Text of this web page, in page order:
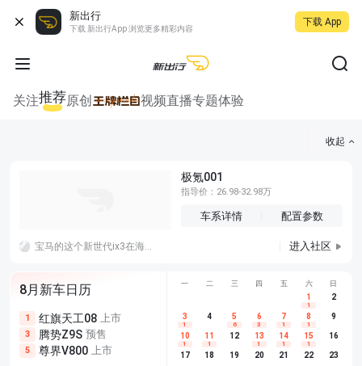
新出行
下载 新出行App 浏览更多精彩内容
下载 App
关注推荐原创 视频直播专题体验
收起
极氪001
指导价：26.98-32.98万
车系详情 配置参数
宝马的这个新世代ix3在海外已经有十万订单了，国内目前是盲订阶段，据了解小订的人还不少，月底正式上市看怎么样。 进入社区
8月新车日历
1 红旗天工08 上市
3 腾势Z9S 预售
5 尊界V800 上市
尊界V680 上市
享界G9 预售
别克至境L7 预售
埃安
长城H10
深蓝S05
一 二 三 四 五 六 日
1
1
2
3
1
4 5
6
6
3
7
1
8
1
9
10
1
11
1
12 13
1
14
1
15
1
16
17 18 19 20 21 22 23